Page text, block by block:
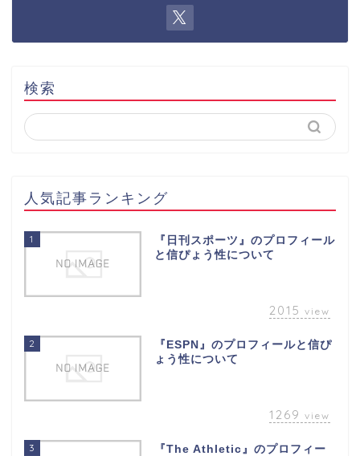
検索
人気記事ランキング
1
『日刊スポーツ』のプロフィール
と信ぴょう性について
2015 view
2
『ESPN』のプロフィールと信ぴ
ょう性について
1269 view
3
『The Athletic』のプロフィー